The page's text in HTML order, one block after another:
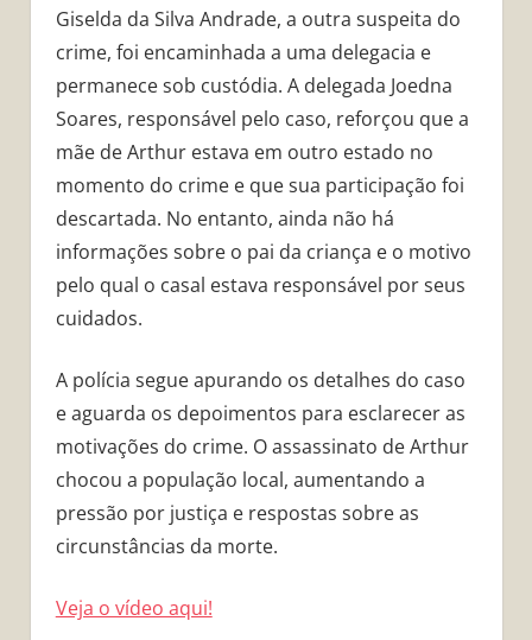
Giselda da Silva Andrade, a outra suspeita do
crime, foi encaminhada a uma delegacia e
permanece sob custódia. A delegada Joedna
Soares, responsável pelo caso, reforçou que a
mãe de Arthur estava em outro estado no
momento do crime e que sua participação foi
descartada. No entanto, ainda não há
informações sobre o pai da criança e o motivo
pelo qual o casal estava responsável por seus
cuidados.
A polícia segue apurando os detalhes do caso
e aguarda os depoimentos para esclarecer as
motivações do crime. O assassinato de Arthur
chocou a população local, aumentando a
pressão por justiça e respostas sobre as
circunstâncias da morte.
Veja o vídeo aqui!